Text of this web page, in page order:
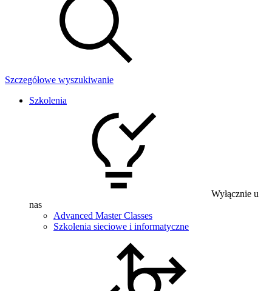
Szczegółowe wyszukiwanie
Szkolenia
Wyłącznie u
nas
Advanced Master Classes
Szkolenia sieciowe i informatyczne